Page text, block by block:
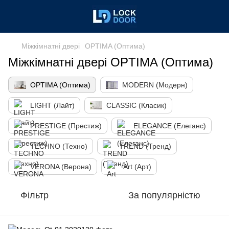
Міжкімнатні двері OPTIMA (Оптима)
Міжкімнатні двері OPTIMA (Оптима)
OPTIMA (Оптима) MODERN (Модерн)
LIGHT (Лайт) CLASSIC (Класик)
PRESTIGE (Престиж) ELEGANCE (Елеганс)
TECHNO (Техно) TREND (Тренд)
VERONA (Верона) Art (Арт)
Фільтр За популярністю